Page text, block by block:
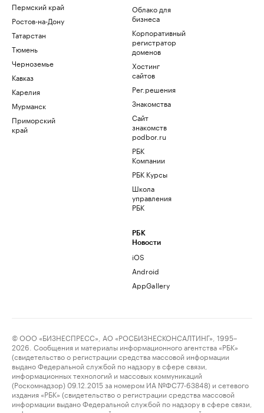
Пермский край
Ростов-на-Дону
Татарстан
Тюмень
Черноземье
Кавказ
Карелия
Мурманск
Приморский
край
Облако для
бизнеса
Корпоративный
регистратор
доменов
Хостинг
сайтов
Рег.решения
Знакомства
Сайт
знакомств
podbor.ru
РБК
Компании
РБК Курсы
Школа
управления
РБК
РБК
Новости
iOS
Android
AppGallery
© ООО «БИЗНЕСПРЕСС», АО «РОСБИЗНЕСКОНСАЛТИНГ», 1995–
2026. Сообщения и материалы информационного агентства «РБК»
(свидетельство о регистрации средства массовой информации
выдано Федеральной службой по надзору в сфере связи,
информационных технологий и массовых коммуникаций
(Роскомнадзор) 09.12.2015 за номером ИА №ФС77-63848) и сетевого
издания «РБК» (свидетельство о регистрации средства массовой
информации выдано Федеральной службой по надзору в сфере связи,